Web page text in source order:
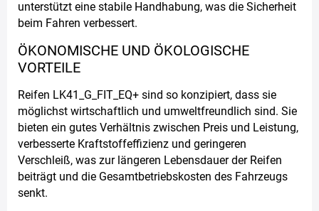
unterstützt eine stabile Handhabung, was die Sicherheit
beim Fahren verbessert.
ÖKONOMISCHE UND ÖKOLOGISCHE
VORTEILE
Reifen LK41_G_FIT_EQ+ sind so konzipiert, dass sie
möglichst wirtschaftlich und umweltfreundlich sind. Sie
bieten ein gutes Verhältnis zwischen Preis und Leistung,
verbesserte Kraftstoffeffizienz und geringeren
Verschleiß, was zur längeren Lebensdauer der Reifen
beiträgt und die Gesamtbetriebskosten des Fahrzeugs
senkt.